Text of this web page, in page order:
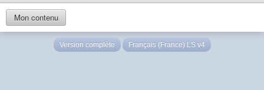
Mon contenu
Version complète Français (France) LS v4